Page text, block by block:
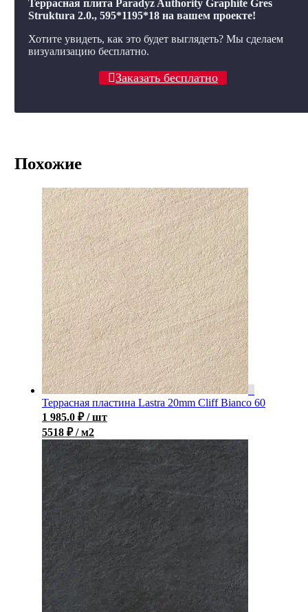
Террасная плита Paradyz Authority Graphite Gres
Struktura 2.0., 595*1195*18 на вашем проекте!
Хотите увидеть, как это будет выглядеть? Мы сделаем
визуализацию бесплатно.
Заказать бесплатно
Похожие
Террасная пластина Lastra 20mm Cliff Bianco 60
1 985.0 ₽ / шт
5518 ₽ / м2